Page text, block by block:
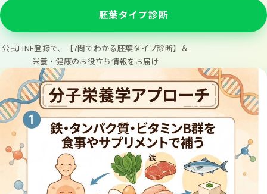
胚葉タイプ診断
公式LINE登録で、【7問でわかる胚葉タイプ診断】＆
栄養・健康のお役立ち情報をお届け